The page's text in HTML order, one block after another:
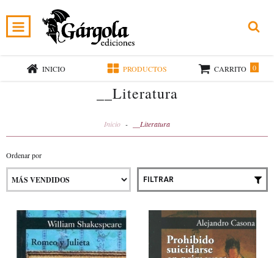
INICIO PRODUCTOS CARRITO 0
__Literatura
Inicio - __Literatura
Ordenar por
FILTRAR